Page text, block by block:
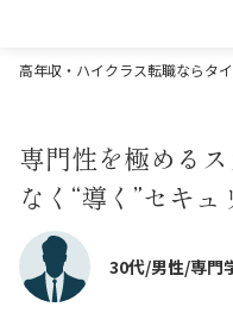
高年収・ハイクラス転職ならタ
専門性を極める
なく“導く”セキ
30代/男性/専門